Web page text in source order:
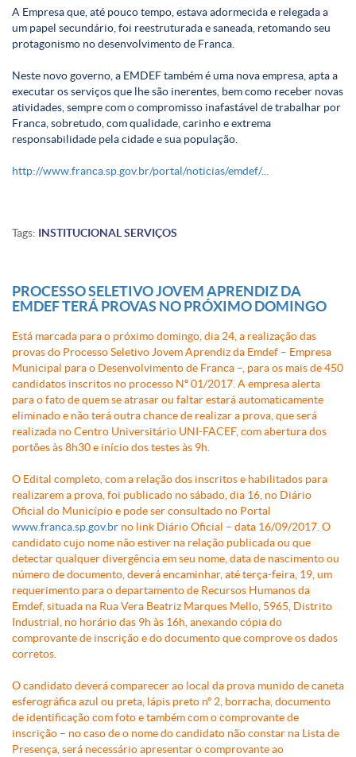
A Empresa que, até pouco tempo, estava adormecida e relegada a
um papel secundário, foi reestruturada e saneada, retomando seu
protagonismo no desenvolvimento de Franca.
Neste novo governo, a EMDEF também é uma nova empresa, apta a
executar os serviços que lhe são inerentes, bem como receber novas
atividades, sempre com o compromisso inafastável de trabalhar por
Franca, sobretudo, com qualidade, carinho e extrema
responsabilidade pela cidade e sua população.
http://www.franca.sp.gov.br/portal/noticias/emdef/...
Tags: INSTITUCIONAL SERVIÇOS
PROCESSO SELETIVO JOVEM APRENDIZ DA
EMDEF TERÁ PROVAS NO PRÓXIMO DOMINGO
Está marcada para o próximo domingo, dia 24, a realização das
provas do Processo Seletivo Jovem Aprendiz da Emdef – Empresa
Municipal para o Desenvolvimento de Franca –, para os mais de 450
candidatos inscritos no processo Nº 01/2017. A empresa alerta
para o fato de quem se atrasar ou faltar estará automaticamente
eliminado e não terá outra chance de realizar a prova, que será
realizada no Centro Universitário UNI-FACEF, com abertura dos
portões às 8h30 e início dos testes às 9h.
O Edital completo, com a relação dos inscritos e habilitados para
realizarem a prova, foi publicado no sábado, dia 16, no Diário
Oficial do Município e pode ser consultado no Portal
www.franca.sp.gov.br no link Diário Oficial – data 16/09/2017. O
candidato cujo nome não estiver na relação publicada ou que
detectar qualquer divergência em seu nome, data de nascimento ou
número de documento, deverá encaminhar, até terça-feira, 19, um
requerimento para o departamento de Recursos Humanos da
Emdef, situada na Rua Vera Beatriz Marques Mello, 5965, Distrito
Industrial, no horário das 9h às 16h, anexando cópia do
comprovante de inscrição e do documento que comprove os dados
corretos.
O candidato deverá comparecer ao local da prova munido de caneta
esferográfica azul ou preta, lápis preto nº 2, borracha, documento
de identificação com foto e também com o comprovante de
inscrição – no caso de o nome do candidato não constar na Lista de
Presença, será necessário apresentar o comprovante ao